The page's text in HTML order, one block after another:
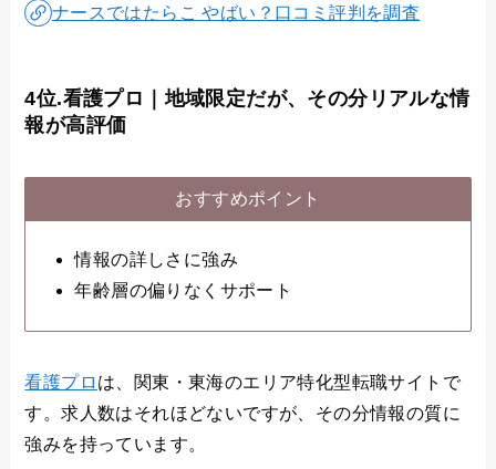
ナースではたらこ やばい？口コミ評判を調査
4位.看護プロ｜地域限定だが、その分リアルな情
報が高評価
おすすめポイント
情報の詳しさに強み
年齢層の偏りなくサポート
看護プロ は、関東・東海のエリア特化型転職サイトで
す。求人数はそれほどないですが、その分情報の質に
強みを持っています。